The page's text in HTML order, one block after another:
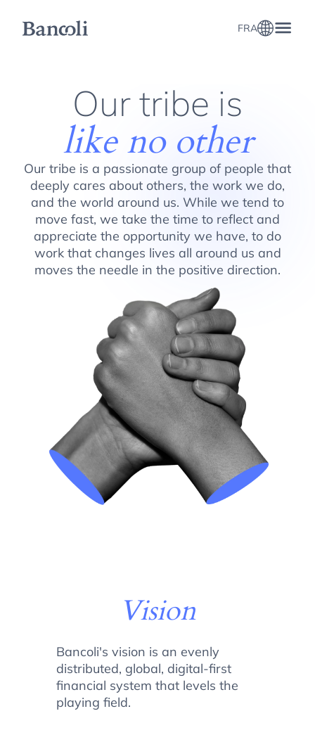
FRA
Our tribe is
like no other
Our tribe is a passionate group of people that
deeply cares about others, the work we do,
and the world around us. While we tend to
move fast, we take the time to reflect and
appreciate the opportunity we have, to do
work that changes lives all around us and
moves the needle in the positive direction.
Vision
Bancoli's vision is an evenly
distributed, global, digital-first
financial system that levels the
playing field.